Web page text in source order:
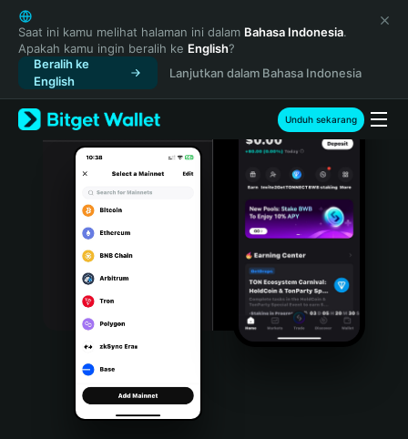
English
日本語
Tiếng Việt
Русский
Español (Latinoamérica)
Türkçe
Italiano
Português (Portugal)
Bahasa Indonesia
Português (Brasil)
Español (Argentina)
Saat ini kamu melihat halaman ini dalam Bahasa Indonesia.
Apakah kamu ingin beralih ke English?
Beralih ke
English
Lanjutkan dalam Bahasa Indonesia
Unduh sekarang